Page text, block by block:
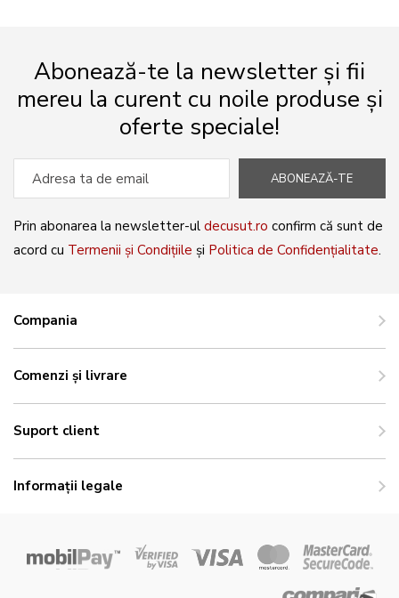
Abonează-te la newsletter și fii
mereu la curent cu noile produse și
oferte speciale!
ABONEAZĂ-TE
Prin abonarea la newsletter-ul decusut.ro confirm că sunt de
acord cu Termenii și Condițiile și Politica de Confidențialitate.
Compania
Comenzi și livrare
Suport client
Informații legale